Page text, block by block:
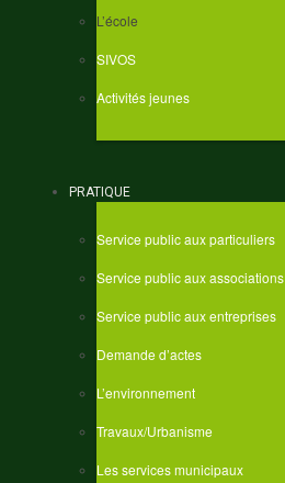
L’école
SIVOS
Activités jeunes
PRATIQUE
Service public aux particuliers
Service public aux associations
Service public aux entreprises
Demande d’actes
L’environnement
Travaux/Urbanisme
Les services municipaux